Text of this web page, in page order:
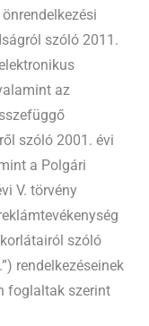
szóló 2011.
az
szóló 2001. évi
a Polgári
V. törvény
szóló
rendelkezéseinek
foglaltak szerint